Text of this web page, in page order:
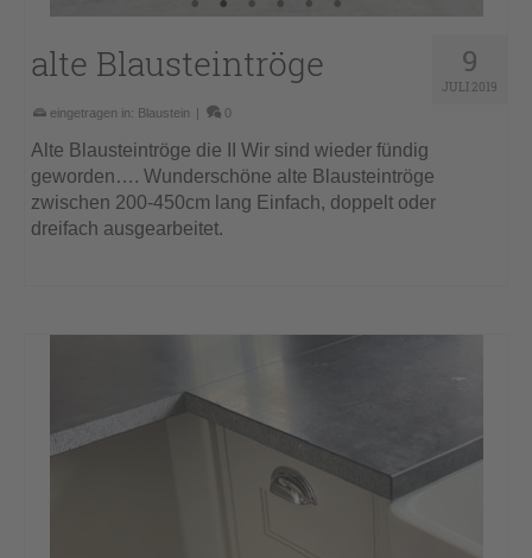
9
JULI 2019
alte Blausteintröge
eingetragen in: Blaustein | 0
Alte Blausteintröge die II Wir sind wieder fündig
geworden…. Wunderschöne alte Blausteintröge
zwischen 200-450cm lang Einfach, doppelt oder
dreifach ausgearbeitet.